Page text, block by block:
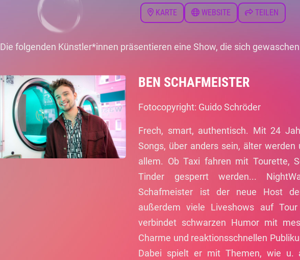
KARTE WEBSITE TEILEN
Die folgenden Künstler*innen präsentieren eine Show, die sich
BEN SCHAFMEISTER
Fotocopyright: Guido Schröder
Frech, smart, authentisch. Mit 24
Songs, über anders sein, älter
allem. Ob Taxi fahren mit Tourette,
Tinder gesperrt werden...
Schafmeister ist der neue Host
außerdem viele Liveshows auf
verbindet schwarzen Humor mit
Charme und reaktionsschnellen
Dabei spielt er mit Themen, wie u.